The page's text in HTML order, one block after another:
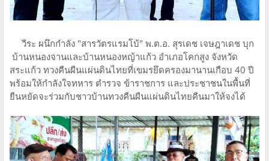
วีระ ผนึกกำลัง "สารวัตรแรมโบ้" พ.ต.อ. สุรเดช เจษฎาเดช บุก
บ้านหนองจานและบ้านหนองหญ้าแก้ว อำเภอโคกสูง จังหวัด
สระแก้ว ทวงคืนผืนแผ่นดินไทยที่เขมรยึดครองมานานเกือบ 40 ปี
พร้อมให้กำลังใจทหาร ตำรวจ ข้าราชการ และประชาชนในพื้นที่
ยืนหยัดจะร่วมกับชาวบ้านทวงคืนผืนแผ่นดินไทยคืนมาให้จงได้